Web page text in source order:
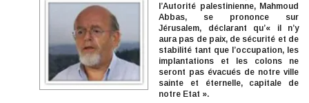
l’Autorité palestinienne, Mahmoud
Abbas, se prononce sur
Jérusalem, déclarant qu’« il n’y
aura pas de paix, de sécurité et de
stabilité tant que l’occupation, les
implantations et les colons ne
seront pas évacués de notre ville
sainte et éternelle, capitale de
notre Etat ».